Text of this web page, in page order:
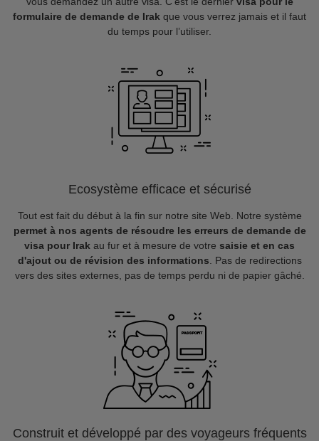
formulaire de demande de Irak que vous verrez jamais et il faut
du temps pour l’utiliser.
Ecosystème efficace et sécurisé
Tout est fait du début à la fin sur notre site Web. Notre système
permet à nos agents de résoudre les erreurs de demande de
visa pour Irak au fur et à mesure de votre saisie et en cas
d'ajout ou de révision des informations . Pas de redirections
vers des sites externes, pas de temps perdu ni de papier gâché.
Construit et développé par des voyageurs fréquents